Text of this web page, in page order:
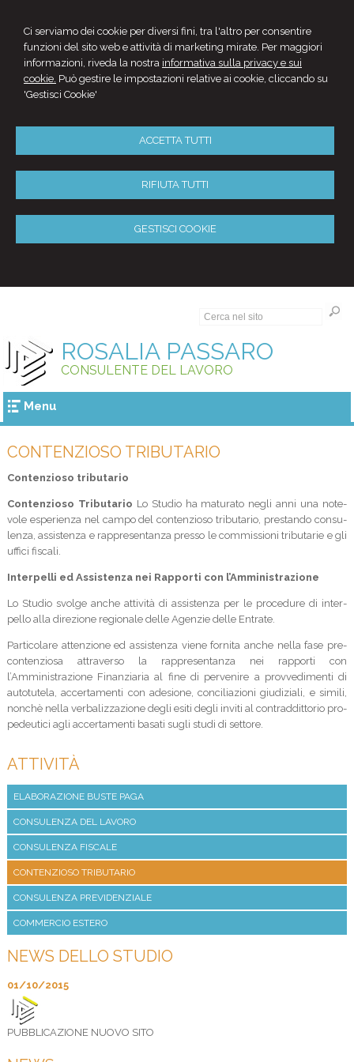
Ci serviamo dei cookie per diversi fini, tra l'altro per consentire
funzioni del sito web e attività di marketing mirate. Per maggiori
informazioni, riveda la nostra informativa sulla privacy e sui
cookie. Può gestire le impostazioni relative ai cookie, cliccando su
'Gestisci Cookie'
ACCETTA TUTTI
RIFIUTA TUTTI
GESTISCI COOKIE
ROSALIA PASSARO
CONSULENTE DEL LAVORO
Menu
CONTENZIOSO TRIBUTARIO
Contenzioso tributario
Con­ten­zioso Tri­bu­ta­rio Lo Stu­dio ha matu­rato negli anni una note­
vole espe­rienza nel campo del con­ten­zioso tri­bu­ta­rio, pre­stando con­su­
lenza, assi­stenza e rap­pre­sen­tanza presso le com­mis­sioni tri­bu­ta­rie e gli
uffici fiscali.
Inter­pelli ed Assi­stenza nei Rap­porti con l’Amministrazione
Lo Stu­dio svolge anche atti­vità di assi­stenza per le pro­ce­dure di inter­
pello alla dire­zione regio­nale delle Agen­zie delle Entrate.
Par­ti­co­lare atten­zione ed assi­stenza viene for­nita anche nella fase pre-
contenziosa attra­verso la rap­pre­sen­tanza nei rap­porti con
l’Amministrazione Finan­zia­ria al fine di per­ve­nire a prov­ve­di­menti di
auto­tu­tela, accer­ta­menti con ade­sione, con­ci­lia­zioni giu­di­ziali, e simili,
non­chè nella ver­ba­liz­za­zione degli esiti degli inviti al con­trad­dit­to­rio pro­
pe­deu­tici agli accer­ta­menti basati sugli studi di settore.
ATTIVITÀ
ELABORAZIONE BUSTE PAGA
CONSULENZA DEL LAVORO
CONSULENZA FISCALE
CONTENZIOSO TRIBUTARIO
CONSULENZA PREVIDENZIALE
COMMERCIO ESTERO
NEWS DELLO STUDIO
01/10/2015
PUBBLICAZIONE NUOVO SITO